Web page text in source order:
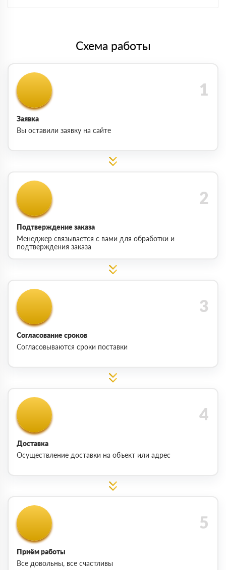
Схема работы
Заявка
Вы оставили заявку на сайте
Подтверждение заказа
Менеджер связывается с вами для обработки и
подтверждения заказа
Согласование сроков
Согласовываются сроки поставки
Доставка
Осуществление доставки на объект или адрес
Приём работы
Все довольны, все счастливы